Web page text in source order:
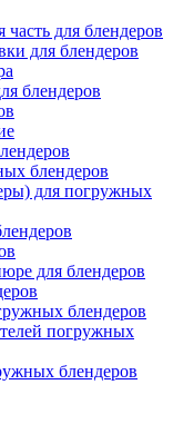
часть для блендеров
для блендеров
блендеров
блендеров
для погружных
для блендеров
блендеров
погружных
блендеров